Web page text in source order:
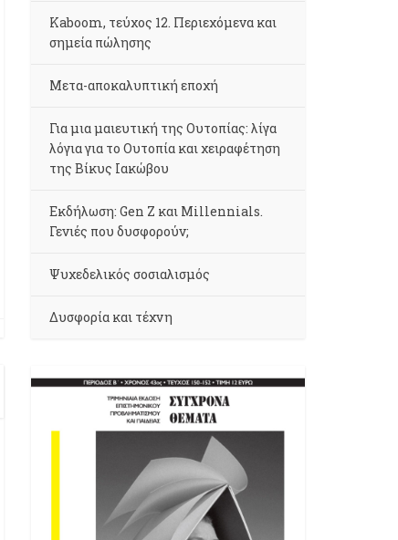
Kaboom, τεύχος 12. Περιεχόμενα και
σημεία πώλησης
Μετα-αποκαλυπτική εποχή
Για μια μαιευτική της Ουτοπίας: λίγα
λόγια για το Ουτοπία και χειραφέτηση
της Βίκυς Ιακώβου
Εκδήλωση: Gen Z και Millennials.
Γενιές που δυσφορούν;
Ψυχεδελικός σοσιαλισμός
Δυσφορία και τέχνη